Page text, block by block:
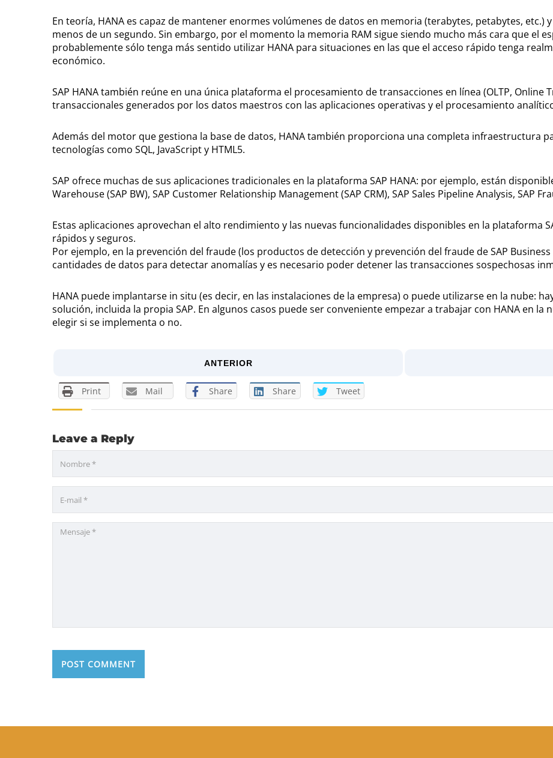
En teoría, HANA es capaz de mantener enormes volúmenes de datos en memoria (terabytes, petabytes, etc.)
menos de un segundo. Sin embargo, por el momento la memoria RAM sigue siendo mucho más cara que el
probablemente sólo tenga más sentido utilizar HANA para situaciones en las que el acceso rápido tenga
económico.
SAP HANA también reúne en una única plataforma el procesamiento de transacciones en línea (OLTP, Online
transaccionales generados por los datos maestros con las aplicaciones operativas y el procesamiento
Además del motor que gestiona la base de datos, HANA también proporciona una completa infraestructura
tecnologías como SQL, JavaScript y HTML5.
SAP ofrece muchas de sus aplicaciones tradicionales en la plataforma SAP HANA: por ejemplo, están
Warehouse (SAP BW), SAP Customer Relationship Management (SAP CRM), SAP Sales Pipeline Analysis, SAP
Estas aplicaciones aprovechan el alto rendimiento y las nuevas funcionalidades disponibles en la plataforma
rápidos y seguros.
Por ejemplo, en la prevención del fraude (los productos de detección y prevención del fraude de SAP
cantidades de datos para detectar anomalías y es necesario poder detener las transacciones sospechosas
HANA puede implantarse in situ (es decir, en las instalaciones de la empresa) o puede utilizarse en la nube:
solución, incluida la propia SAP. En algunos casos puede ser conveniente empezar a trabajar con HANA en
elegir si se implementa o no.
ANTERIOR
Print Mail Share Share Tweet
Leave a Reply